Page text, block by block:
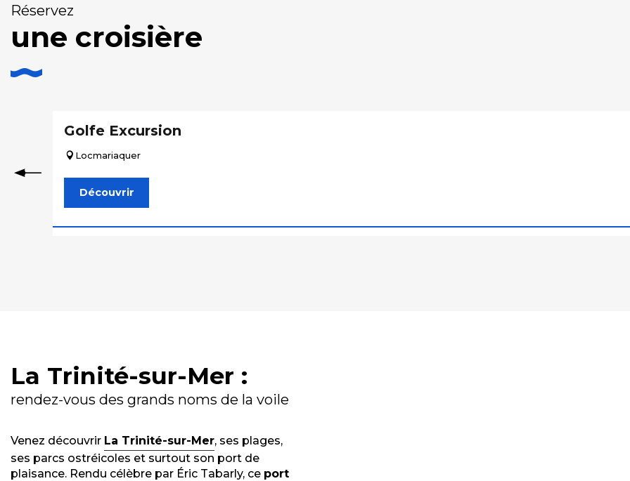
Réservez
une croisière
Golfe Excursion
Locmariaquer
Découvrir
La Trinité-sur-Mer :
rendez-vous des grands noms de la voile
Venez découvrir La Trinité-sur-Mer, ses plages,
ses parcs ostréicoles et surtout son port de
plaisance. Rendu célèbre par Éric Tabarly, ce port